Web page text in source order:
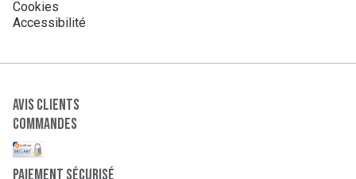
Cookies
Accessibilité
Avis clients
Commandes
paiement sécurisé